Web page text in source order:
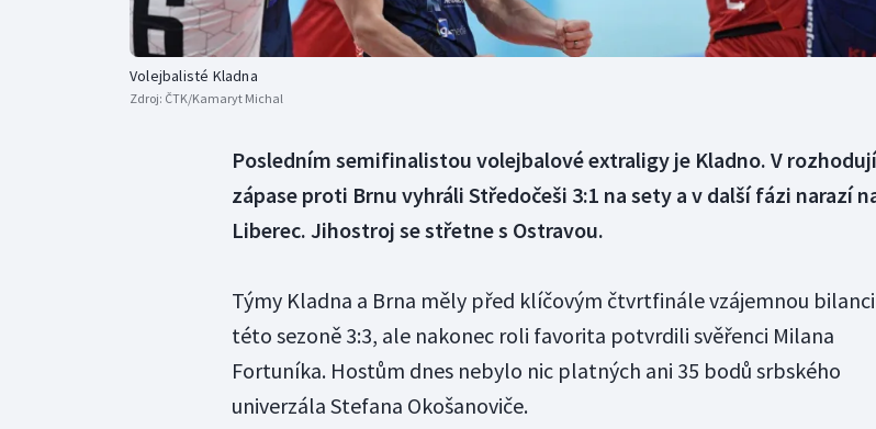
Volejbalisté Kladna
Zdroj: ČTK/Kamaryt Michal
Posledním semifinalistou volejbalové extraligy je Kladno. V
zápase proti Brnu vyhráli Středočeši 3:1 na sety a v další fázi narazí
Liberec. Jihostroj se střetne s Ostravou.
Týmy Kladna a Brna měly před klíčovým čtvrtfinále vzájemnou
této sezoně 3:3, ale nakonec roli favorita potvrdili svěřenci Milana
Fortuníka. Hostům dnes nebylo nic platných ani 35 bodů srbského
univerzála Stefana Okošanoviče.